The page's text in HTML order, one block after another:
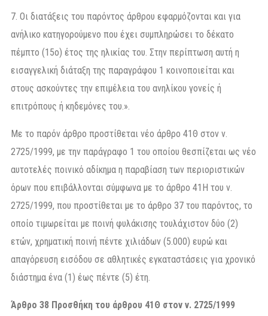
7. Οι διατάξεις του παρόντος άρθρου εφαρμόζονται και για
ανήλικο κατηγορούμενο που έχει συμπληρώσει το δέκατο
πέμπτο (15ο) έτος της ηλικίας του. Στην περίπτωση αυτή η
εισαγγελική διάταξη της παραγράφου 1 κοινοποιείται και
στους ασκούντες την επιμέλεια του ανηλίκου γονείς ή
επιτρόπους ή κηδεμόνες του.».
Με το παρόν άρθρο προστίθεται νέο άρθρο 41Θ στον ν.
2725/1999, µε την παράγραφο 1 του οποίου θεσπίζεται ως νέο
αυτοτελές ποινικό αδίκηµα η παραβίαση των περιοριστικών
όρων που επιβάλλονται σύµφωνα µε το άρθρο 41Η του ν.
2725/1999, που προστίθεται µε το άρθρο 37 του παρόντος, το
οποίο τιµωρείται µε ποινή φυλάκισης τουλάχιστον δύο (2)
ετών, χρηµατική ποινή πέντε χιλιάδων (5.000) ευρώ και
απαγόρευση εισόδου σε αθλητικές εγκαταστάσεις για χρονικό
διάστηµα ένα (1) έως πέντε (5) έτη.
Άρθρο 38 Προσθήκη του άρθρου 41Θ στον ν. 2725/1999